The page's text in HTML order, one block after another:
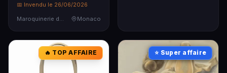
📅 Invendu le 26/06/2026
Monaco
🔥 TOP AFFAIRE ⭐ Super affaire